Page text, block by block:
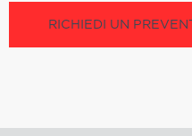
RICHIEDI UN